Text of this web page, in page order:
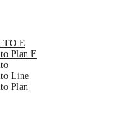
E
Plan E
Line
Plan